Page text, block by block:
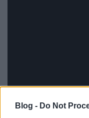
Blog - Do Not